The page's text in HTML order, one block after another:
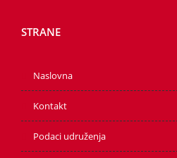
STRANE
Naslovna
Kontakt
Podaci udruženja